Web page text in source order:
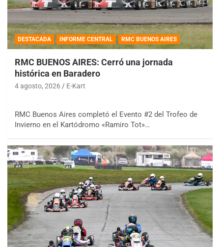
DESTACADA INFORME CENTRAL RMC BUENOS AIRES
RMC BUENOS AIRES: Cerró una jornada
histórica en Baradero
4 agosto, 2026 E-Kart
RMC Buenos Aires completó el Evento #2 del Trofeo de
Invierno en el Kartódromo «Ramiro Tot»…